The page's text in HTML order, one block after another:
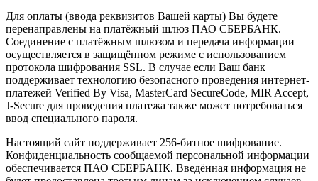
Для оплаты (ввода реквизитов Вашей карты) Вы будете
перенаправлены на платёжный шлюз ПАО СБЕРБАНК.
Соединение с платёжным шлюзом и передача информации
осуществляется в защищённом режиме с использованием
протокола шифрования SSL. В случае если Ваш банк
поддерживает технологию безопасного проведения интернет-
платежей Verified By Visa, MasterCard SecureCode, MIR Accept,
J-Secure для проведения платежа также может потребоваться
ввод специального пароля.
Настоящий сайт поддерживает 256-битное шифрование.
Конфиденциальность сообщаемой персональной информации
обеспечивается ПАО СБЕРБАНК. Введённая информация не